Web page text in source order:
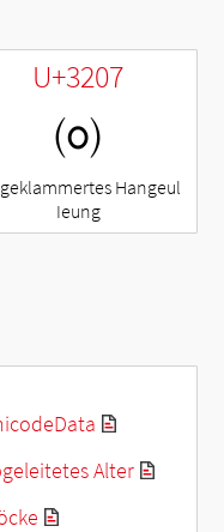
U+3207
㈇
Hangeul
Ieung
Alter